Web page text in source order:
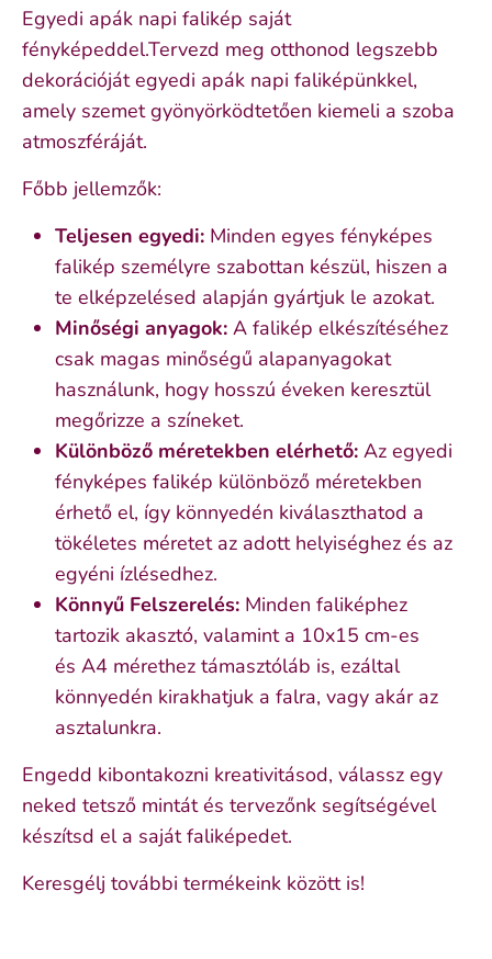
Egyedi apák napi falikép saját
fényképeddel.Tervezd meg otthonod legszebb
dekorációját egyedi apák napi faliképünkkel,
amely szemet gyönyörködtetően kiemeli a szoba
atmoszféráját.
Főbb jellemzők:
Teljesen egyedi: Minden egyes fényképes
falikép személyre szabottan készül, hiszen a
te elképzelésed alapján gyártjuk le azokat.
Minőségi anyagok: A falikép elkészítéséhez
csak magas minőségű alapanyagokat
használunk, hogy hosszú éveken keresztül
megőrizze a színeket.
Különböző méretekben elérhető: Az egyedi
fényképes falikép különböző méretekben
érhető el, így könnyedén kiválaszthatod a
tökéletes méretet az adott helyiséghez és az
egyéni ízlésedhez.
Könnyű Felszerelés: Minden faliképhez
tartozik akasztó, valamint a 10x15 cm-es
és A4 mérethez támasztóláb is, ezáltal
könnyedén kirakhatjuk a falra, vagy akár az
asztalunkra.
Engedd kibontakozni kreativitásod, válassz egy
neked tetsző mintát és tervezőnk segítségével
készítsd el a saját faliképedet.
Keresgélj további termékeink között is!